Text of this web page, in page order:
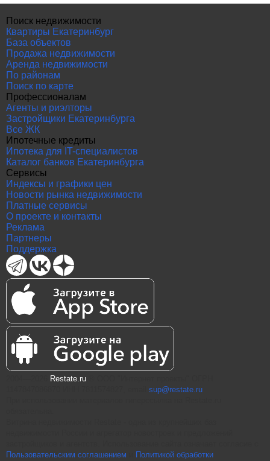
Поиск недвижимости
Квартиры Екатеринбург
База объектов
Продажа недвижимости
Аренда недвижимости
По районам
Поиск по карте
Профессионалам
Агенты и риэлторы
Застройщики Екатеринбурга
Все ЖК
Ипотечные кредиты
Ипотека для IT-специалистов
Каталог банков Екатеринбурга
Сервисы
Индексы и графики цен
Новости рынка недвижимости
Платные сервисы
О проекте и контакты
Реклама
Партнеры
Поддержка
Restate.ru
sup@restate.ru
Пользовательским соглашением
Политикой обработки